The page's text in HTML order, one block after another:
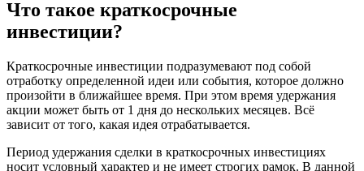
Что такое краткосрочные
инвестиции?
Краткосрочные инвестиции подразумевают под собой
отработку определенной идеи или события, которое должно
произойти в ближайшее время. При этом время удержания
акции может быть от 1 дня до нескольких месяцев. Всё
зависит от того, какая идея отрабатывается.
Период удержания сделки в краткосрочных инвестициях
носит условный характер и не имеет строгих рамок. В данной